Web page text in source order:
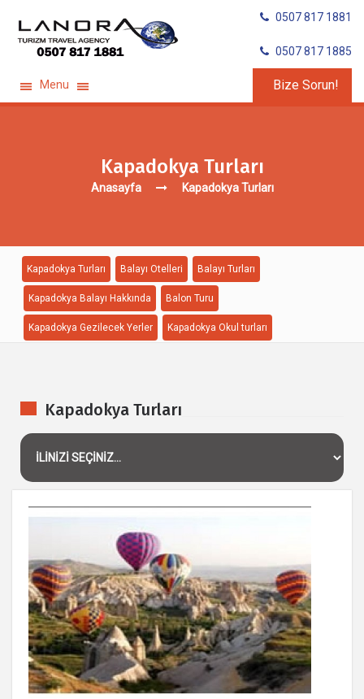
0507 817 1881
0507 817 1885
Bize Sorun!
Menu
Kapadokya Turları
Anasayfa Kapadokya Turları
Kapadokya Turları Balayı Otelleri Balayı Turları
Kapadokya Balayı Hakkında Balon Turu
Kapadokya Gezilecek Yerler Kapadokya Okul turları
Kapadokya Turları